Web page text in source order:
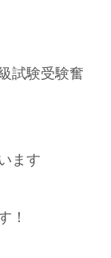
試験受験奮
ます
！